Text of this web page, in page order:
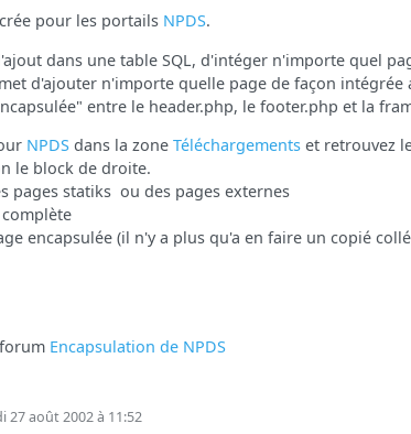
pour les portails NPDS.
dans une table SQL, d'intéger n'importe quel
d'ajouter n'importe quelle page de façon intégrée
entre le header.php, le footer.php et la
NPDS dans la zoneTéléchargements et retrouvez
le block de droite.
pages statiks ou des pages externes
encapsulée (il n'y a plus qu'a en faire un copié
Encapsulation de NPDS
27 août 2002 à 11:52